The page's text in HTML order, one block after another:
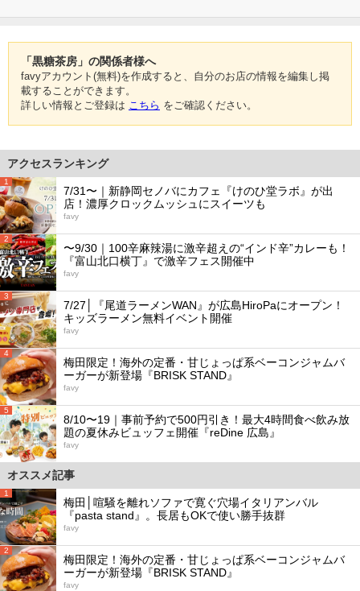
「黒糖茶房」の関係者様へ
favyアカウント(無料)を作成すると、自分のお店の情報を編集し掲
載することができます。
詳しい情報とご登録は こちら をご確認ください。
アクセスランキング
1
7/31〜｜新静岡セノバにカフェ『けのひ堂ラボ』が出
店！濃厚クロックムッシュにスイーツも
favy
2
〜9/30｜100辛麻辣湯に激辛超えの“インド辛”カレーも！
『富山北口横丁』で激辛フェス開催中
favy
3
7/27│『尾道ラーメンWAN』が広島HiroPaにオープン！
キッズラーメン無料イベント開催
favy
4
梅田限定！海外の定番・甘じょっぱ系ベーコンジャムバ
ーガーが新登場『BRISK STAND』
favy
5
8/10〜19｜事前予約で500円引き！最大4時間食べ飲み放
題の夏休みビュッフェ開催『reDine 広島』
favy
オススメ記事
1
梅田│喧騒を離れソファで寛ぐ穴場イタリアンバル
『pasta stand』。長居もOKで使い勝手抜群
favy
2
梅田限定！海外の定番・甘じょっぱ系ベーコンジャムバ
ーガーが新登場『BRISK STAND』
favy